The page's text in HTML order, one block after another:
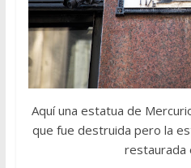
Aquí una estatua de
que fue destruida pero la
restaurada